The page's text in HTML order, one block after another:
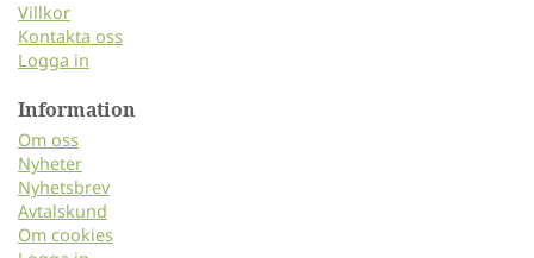
Villkor
Kontakta oss
Logga in
Information
Om oss
Nyheter
Nyhetsbrev
Avtalskund
Om cookies